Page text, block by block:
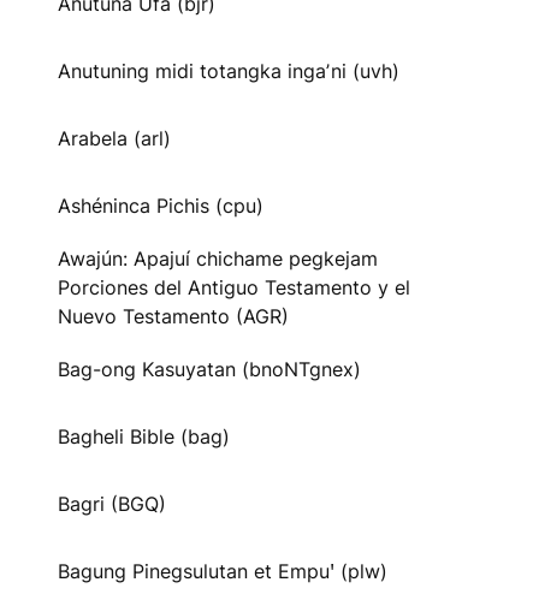
Anutuning midi totangka ingaʼni (uvh)
Arabela (arl)
Ashéninca Pichis (cpu)
Awajún: Apajuí chichame pegkejam
Porciones del Antiguo Testamento y el
Nuevo Testamento (AGR)
Bag-ong Kasuyatan (bnoNTgnex)
Bagheli Bible (bag)
Bagri (BGQ)
Bagung Pinegsulutan et Empuꞌ (plw)